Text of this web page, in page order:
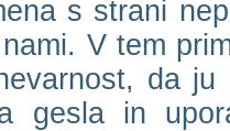
s strani
V tem
da
gesla in